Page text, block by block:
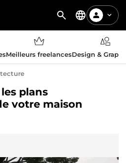
Meilleurs freelancesDesign &
plans
votre maison